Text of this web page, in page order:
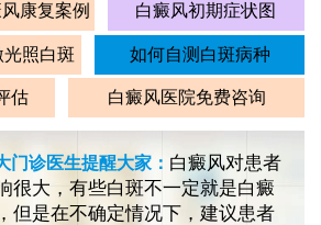
康复案例 白癜风初期症状图
光照白斑 如何自测白斑病种
估 白癜风医院免费咨询
门诊医生提醒大家： 白癜风对患者
很大，有些白斑不一定就是白癜
但是在不确定情况下，建议患者